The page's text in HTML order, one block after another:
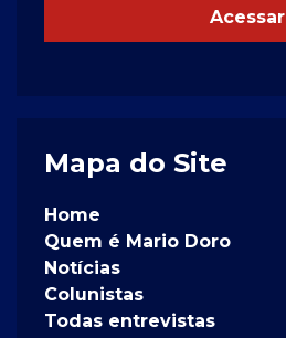
Acessar
Mapa do Site
Home
Quem é Mario Doro
Notícias
Colunistas
Todas entrevistas